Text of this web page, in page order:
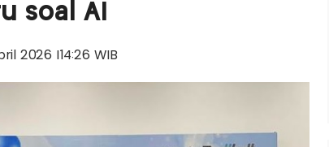
soal AI
2026 |14:26 WIB